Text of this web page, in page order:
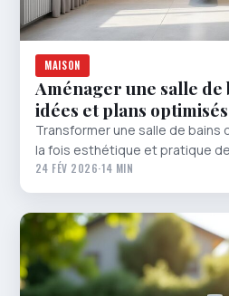
MAISON
Aménager une salle de
idées et plans optimisés
Transformer une salle de bains
la fois esthétique et pratique
24 FÉV 2026·14 MIN